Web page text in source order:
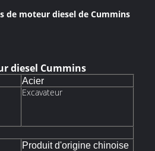
de moteur diesel de Cummins
diesel Cummins
Acier
Excavateur
Produit d'origine chinoise